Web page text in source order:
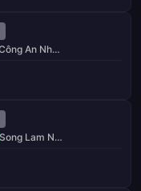
Công An Nhân Dân
Song Lam Nghe An